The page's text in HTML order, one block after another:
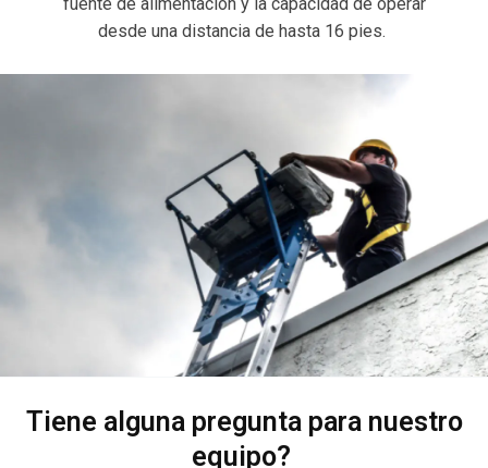
desde una distancia de hasta 16 pies.
Tiene alguna pregunta para nuestro
equipo?